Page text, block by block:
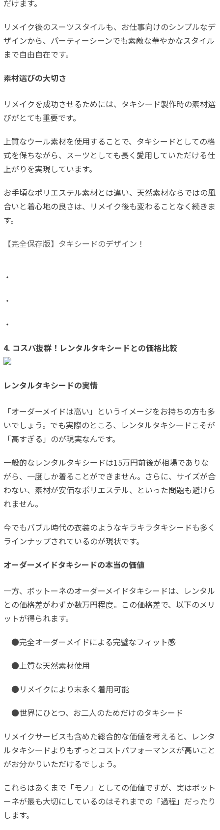
だけます。
リメイク後のスーツスタイルも、お仕事向けのシンプルなデ
ザインから、パーティーシーンでも素敵な華やかなスタイル
まで自由自在です。
素材選びの大切さ
リメイクを成功させるためには、タキシード製作時の素材選
びがとても重要です。
上質なウール素材を使用することで、タキシードとしての格
式を保ちながら、スーツとしても長く愛用していただける仕
上がりを実現しています。
お手頃なポリエステル素材とは違い、天然素材ならではの風
合いと着心地の良さは、リメイク後も変わることなく続きま
す。
【完全保存版】タキシードのデザイン！
・
・
・
4. コスパ抜群！レンタルタキシードとの価格比較
レンタルタキシードの実情
「オーダーメイドは高い」というイメージをお持ちの方も多
いでしょう。でも実際のところ、レンタルタキシードこそが
「高すぎる」のが現実なんです。
一般的なレンタルタキシードは15万円前後が相場でありな
がら、一度しか着ることができません。さらに、サイズが合
わない、素材が安価なポリエステル、といった問題も避けら
れません。
今でもバブル時代の衣装のようなキラキラタキシードも多く
ラインナップされているのが現状です。
オーダーメイドタキシードの本当の価値
一方、ボットーネのオーダーメイドタキシードは、レンタル
との価格差がわずか数万円程度。この価格差で、以下のメリ
ットが得られます。
●完全オーダーメイドによる完璧なフィット感
●上質な天然素材使用
●リメイクにより末永く着用可能
●世界にひとつ、お二人のためだけのタキシード
リメイクサービスも含めた総合的な価値を考えると、レンタ
ルタキシードよりもずっとコストパフォーマンスが高いこと
がお分かりいただけるでしょう。
これらはあくまで「モノ」としての価値ですが、実はボット
ーネが最も大切にしているのはそれまでの「過程」だったり
します。